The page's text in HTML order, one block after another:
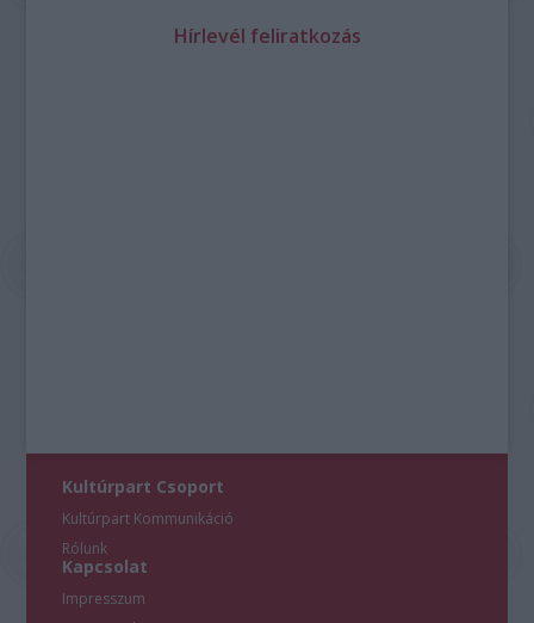
Hírlevél feliratkozás
Kultúrpart Csoport
Kultúrpart Kommunikáció
Rólunk
Kapcsolat
Impresszum